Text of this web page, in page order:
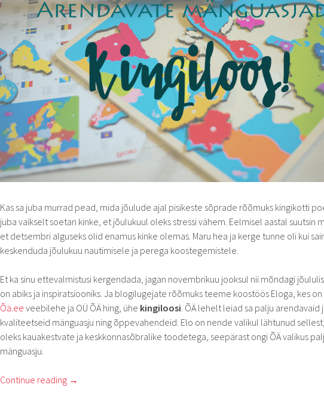
Kas sa juba murrad pead, mida jõulude ajal pisikeste sõprade rõõmuks kingikotti
juba vaikselt soetan kinke, et jõulukuul oleks stressi vähem. Eelmisel aastal suutsin
et detsembri alguseks olid enamus kinke olemas. Maru hea ja kerge tunne oli kui
keskenduda jõulukuu nautimisele ja perega koostegemistele.
Et ka sinu ettevalmistusi kergendada, jagan novembrikuu jooksul nii mõndagi
on abiks ja inspiratsiooniks. Ja blogilugejate rõõmuks teeme koostöös Eloga, kes on
Õä.ee veebilehe ja OÜ ÕÄ hing, ühe kingiloosi. ÕÄ lehelt leiad sa palju arendavaid
kvaliteetseid mänguasju ning õppevahendeid. Elo on nende valikul lähtunud
oleks kauakestvate ja keskkonnasõbralike toodetega, seepärast ongi ÕÄ valikus
mänguasju.
Continue reading →